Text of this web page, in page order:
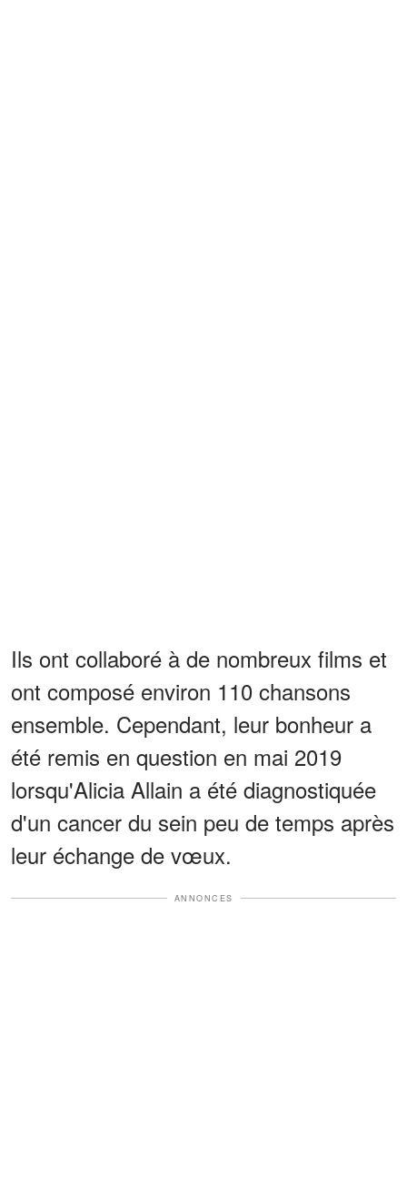
Ils ont collaboré à de nombreux films et
ont composé environ 110 chansons
ensemble. Cependant, leur bonheur a
été remis en question en mai 2019
lorsqu'Alicia Allain a été diagnostiquée
d'un cancer du sein peu de temps après
leur échange de vœux.
ANNONCES